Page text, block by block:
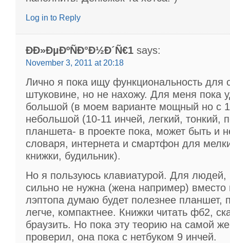
Log in to Reply
ÐÐ»ÐµÐºÑÐ°Ð½Ð´Ñ€1 says:
November 3, 2011 at 20:18
Лично я пока ищу функциональность для
штуковине, но не нахожу. Для меня пока
большой (в моем варианте мощный но с
небольшой (10-11 инчей, легкий, тонкий,
планшета- в проекте пока, может быть и
словаря, интернета и смартфон для
книжки, будильник).
Но я пользуюсь клавиатурой. Для людей,
сильно не нужна (жена например) вместо
лэптопа думаю будет полезнее планшет,
легче, компактнее. Книжки читать фб2,
браузить. Но пока эту теорию на самой
проверил, она пока с нетбуком 9 инчей.